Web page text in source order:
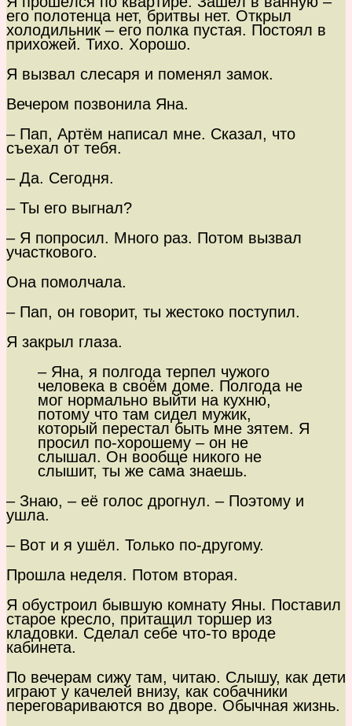
его полотенца нет, бритвы нет. Открыл
холодильник – его полка пустая. Постоял в
прихожей. Тихо. Хорошо.
Я вызвал слесаря и поменял замок.
Вечером позвонила Яна.
– Пап, Артём написал мне. Сказал, что
съехал от тебя.
– Да. Сегодня.
– Ты его выгнал?
– Я попросил. Много раз. Потом вызвал
участкового.
Она помолчала.
– Пап, он говорит, ты жестоко поступил.
Я закрыл глаза.
– Яна, я полгода терпел чужого
человека в своём доме. Полгода не
мог нормально выйти на кухню,
потому что там сидел мужик,
который перестал быть мне зятем. Я
просил по-хорошему – он не
слышал. Он вообще никого не
слышит, ты же сама знаешь.
– Знаю, – её голос дрогнул. – Поэтому и
ушла.
– Вот и я ушёл. Только по-другому.
Прошла неделя. Потом вторая.
Я обустроил бывшую комнату Яны. Поставил
старое кресло, притащил торшер из
кладовки. Сделал себе что-то вроде
кабинета.
По вечерам сижу там, читаю. Слышу, как дети
играют у качелей внизу, как собачники
переговариваются во дворе. Обычная жизнь.